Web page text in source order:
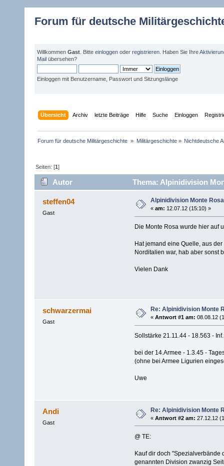
Forum für deutsche
Willkommen Gast . Bitte einloggen oder registrieren . Haben Sie Ihre
Mail übersehen?
Einloggen mit Benutzername, Passwort und Sitzungslänge
Übersicht Archiv letzte Beiträge Hilfe Suche Einloggen
Forum für deutsche Militärgeschichte » Militärgeschichte» Nichtdeutsche
Seiten: [1]
Autor Thema: Alpinidivision
steffen04
Gast
Alpinidivision Monte Rosa
« am: 12.07.12 (15:10) »
Die Monte Rosa wurde hier auf
Hat jemand eine Quelle, aus
Norditalien war, hab aber sonst
Vielen Dank
schwarzermai
Gast
Re: Alpinidivision Monte
« Antwort #1 am: 08.08.12
Sollstärke 21.11.44 - 18.563 -
bei der 14.Armee - 1.3.45 -
(ohne bei Armee Ligurien
Uwe
Andi
Gast
Re: Alpinidivision Monte
« Antwort #2 am: 27.12.12
@ TE:
Kauf dir doch "Spezialverbände
genannten Division zwanzig